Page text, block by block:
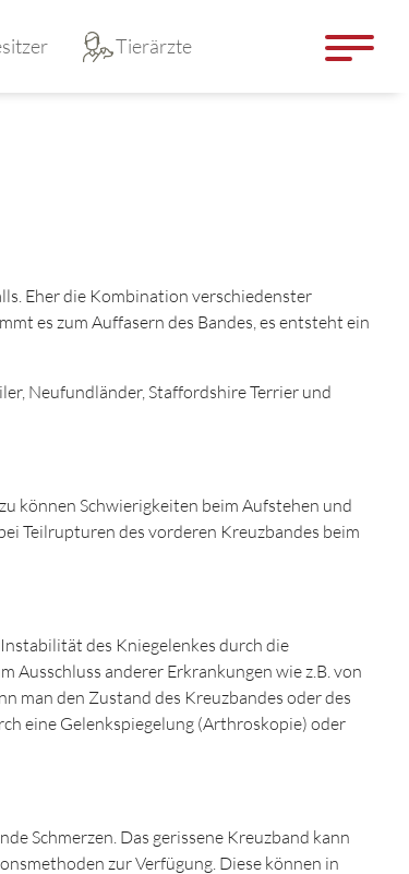
Tierärzte
Eher die Kombination verschiedenster
es zum Auffasern des Bandes, es entsteht ein
Neufundländer, Staffordshire Terrier und
können Schwierigkeiten beim Aufstehen und
Teilrupturen des vorderen Kreuzbandes beim
des Kniegelenkes durch die
Ausschluss anderer Erkrankungen wie z.B. von
man den Zustand des Kreuzbandes oder des
eine Gelenkspiegelung (Arthroskopie) oder
Schmerzen. Das gerissene Kreuzband kann
zur Verfügung. Diese können in